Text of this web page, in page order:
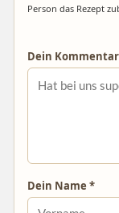
Person das Rezept
Dein Kommentar
Dein Name *